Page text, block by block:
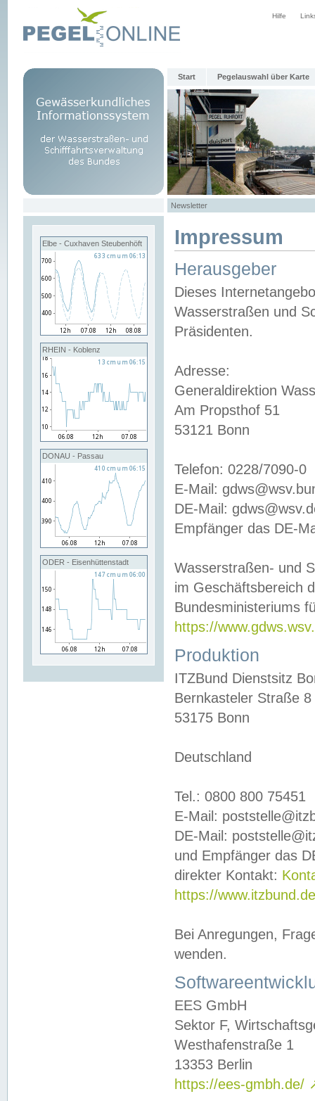
Hilfe
Start Pegelauswahl über Karte
Newsletter
Elbe - Cuxhaven Steubenhöft
RHEIN - Koblenz
DONAU - Passau
ODER - Eisenhüttenstadt
Impressum
Herausgeber
Dieses
Wasserstraßen und
Präsidenten.
Adresse:
Generaldirektion
Am Propsthof 51
53121 Bonn
Telefon: 0228/7090-0
E-Mail:
DE-Mail:
Empfänger das DE-
Wasserstraßen- und
im Geschäftsbereich
Bundesministeriums
https://
Produktion
ITZBund Dienstsitz
Bernkasteler Straße 8
53175 Bonn
Deutschland
Tel.: 0800 800 75451
E-Mail:
DE-Mail:
und Empfänger das
direkter Kontakt:
https://
Bei Anregungen,
wenden.
EES GmbH
Sektor F,
Westhafenstraße 1
13353 Berlin
https://ees-gmbh.de/